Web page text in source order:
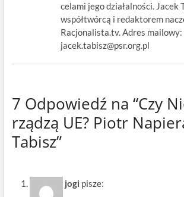
celami jego działalności. Jacek
współtwórcą i redaktorem
Racjonalista.tv. Adres mailowy:
jacek.tabisz@psr.org.pl
7 Odpowiedź na “Czy
rządzą UE? Piotr
Tabisz”
jogi pisze: